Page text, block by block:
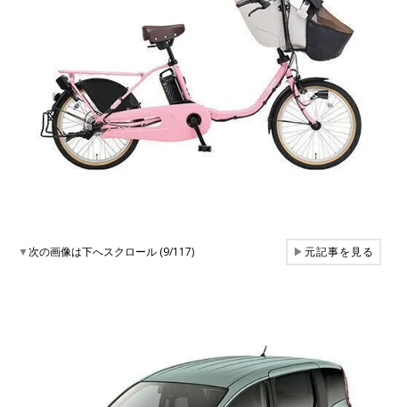
▼次の画像は下へスクロール (9/117) ▶元記事を見る